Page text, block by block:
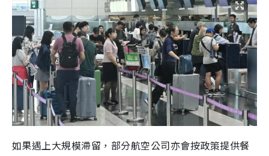
如果遇上大規模滯留，部分航空公司亦會按政策提供餐